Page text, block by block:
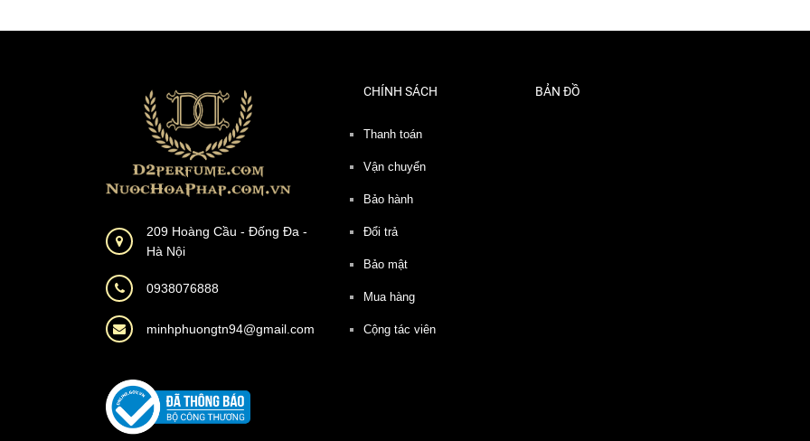
Creed
Versace
Armani
Roja
Kilian Paris
Lancome
209 Hoàng Cầu - Đống Đa -
Hà Nội
0938076888
minhphuongtn94@gmail.com
CHÍNH SÁCH
Thanh toán
Vận chuyển
Bảo hành
Đổi trả
Bảo mật
Mua hàng
Cộng tác viên
BẢN ĐỒ